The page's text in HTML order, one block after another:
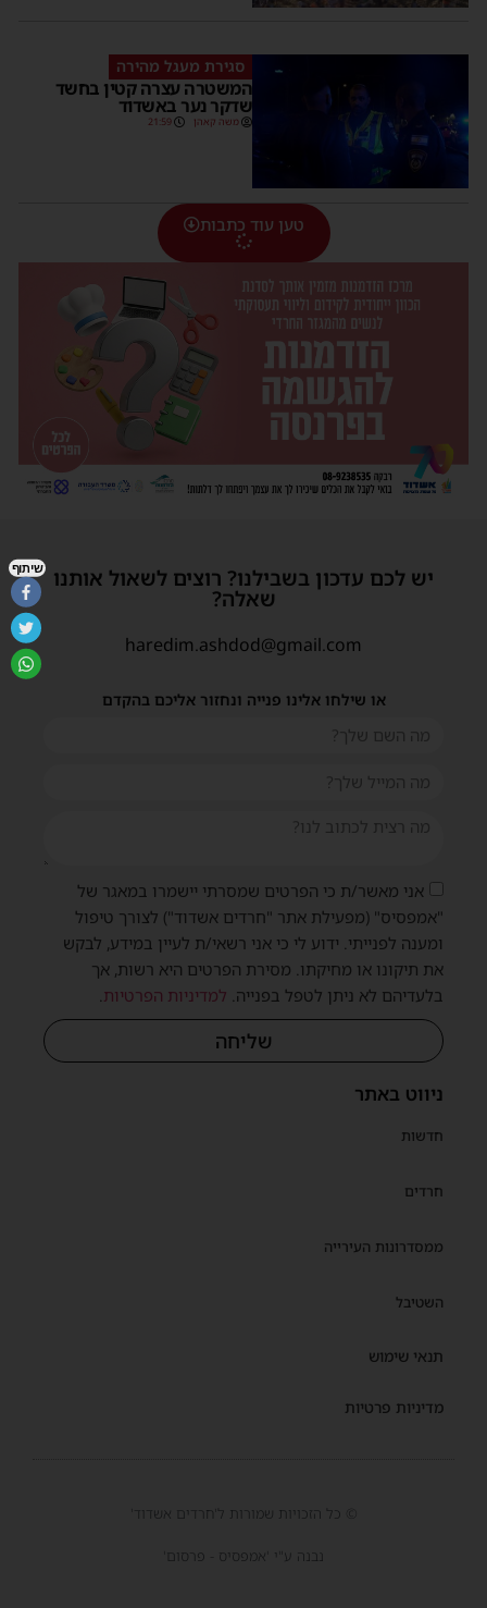
סגירת מעגל מהירה
המשטרה עצרה קטין בחשד
שדקר נער באשדוד
משה קאהן 21:59
טען עוד כתבות
ניווט באתר
חדשות
חרדים
ממסדרונות העירייה
השטיבל
תנאי שימוש
מדיניות פרטיות
יש לכם עדכון בשבילנו? רוצים לשאול אותנו
שאלה?
haredim.ashdod@gmail.com
או שילחו אלינו פנייה ונחזור אליכם בהקדם
אני מאשר/ת כי הפרטים שמסרתי יישמרו במאגר של
"אמפסיס" (מפעילת אתר "חרדים אשדוד") לצורך טיפול
ומענה לפנייתי. ידוע לי כי אני רשאי/ת לעיין במידע, לבקש
את תיקונו או מחיקתו. מסירת הפרטים היא רשות, אך
בלעדיהם לא ניתן לטפל בפנייה. למדיניות הפרטיות.
שליחה
© כל הזכויות שמורות ל'חרדים אשדוד'
נבנה ע"י 'אמפסיס - פרסום'
שיתוף